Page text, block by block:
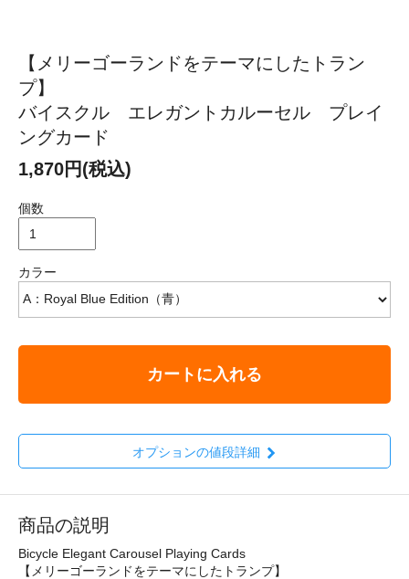
【メリーゴーランドをテーマにしたトラン
プ】
バイスクル エレガントカルーセル プレイ
ングカード
1,870円(税込)
個数
カラー
カートに入れる
オプションの値段詳細
商品の説明
Bicycle Elegant Carousel Playing Cards
【メリーゴーランドをテーマにしたトランプ】